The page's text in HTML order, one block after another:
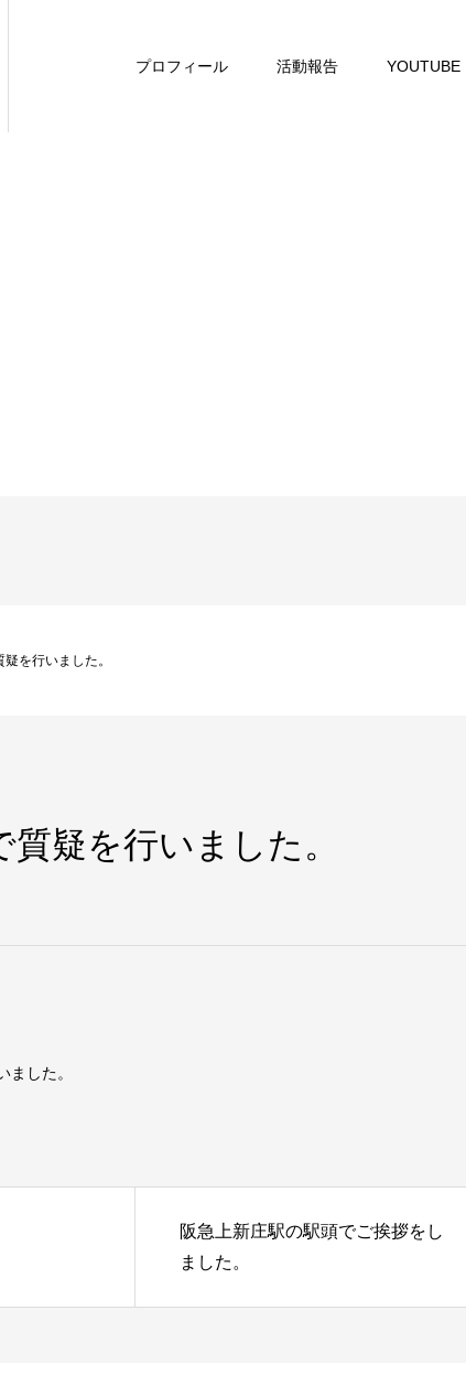
プロフィール 活動報告 YOUTUBE
を行いました。
疑を行いました。
した。
阪急上新庄駅の駅頭でご挨拶をし
ました。